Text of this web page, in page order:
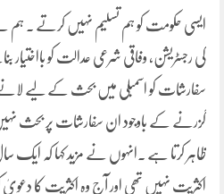
ایسی حکومت کو ہم تسلیم نہیں کرتے ۔
کی رجسٹریشن، وفاقی شرعی عدالت کو بااختیار
سفارشات کو اسمبلی میں بحث کے لیے لانے
گزرنے کے باوجود ان سفارشات پر بحث نہیں
ظاہر کرتا ہے ۔انہوں نے مزید کہا کہ
اکثریت نہیں تھی اور آج وہ اکثریت کا